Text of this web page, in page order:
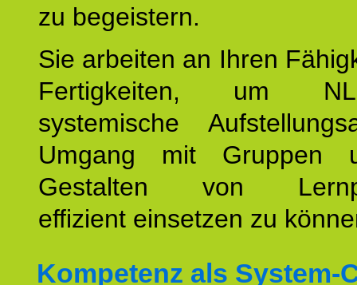
zu begeistern.
Sie arbeiten an Ihren
Fertigkeiten, um
systemische
Umgang mit Gruppen
Gestalten von
effizient einsetzen zu
Kompetenz als System-